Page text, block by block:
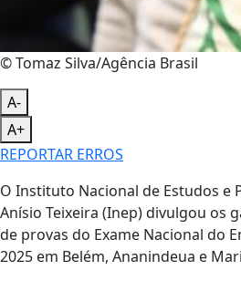
© Tomaz Silva/Agência Brasil
A-
A+
REPORTAR ERROS
O Instituto Nacional de Estudos e
Anísio Teixeira (Inep) divulgou os
de provas do Exame Nacional do
2025 em Belém, Ananindeua e